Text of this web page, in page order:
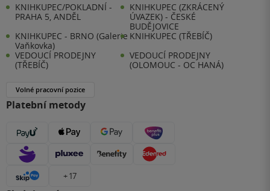
KNIHKUPEC/POKLADNÍ -
PRAHA 5, ANDĚL
KNIHKUPEC (ZKRÁCENÝ
ÚVAZEK) - ČESKÉ
BUDĚJOVICE
KNIHKUPEC - BRNO (Galerie
Vaňkovka)
KNIHKUPEC (TŘEBÍČ)
VEDOUCÍ PRODEJNY
(TŘEBÍČ)
VEDOUCÍ PRODEJNY
(OLOMOUC - OC HANÁ)
Volné pracovní pozice
Platební metody
+ 17